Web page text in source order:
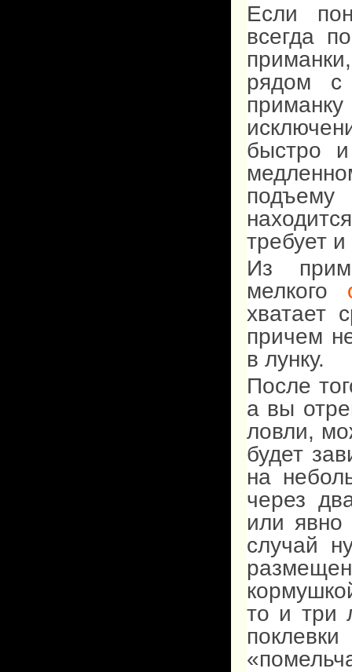
Если
всегда
рядом с
быстро
требует
Из
мелкого
хватает
причем
в лунку.
После
а вы
ловли,
будет
на
через
или явно
случай
то и три